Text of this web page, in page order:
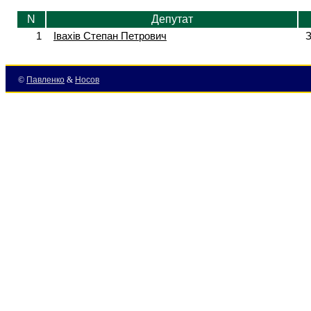
N
Депутат
1
Івахів Степан Петрович
© Павленко & Носов